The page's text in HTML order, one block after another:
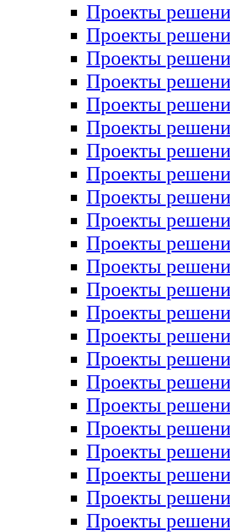
Проекты
Проекты
Проекты
Проекты
Проекты
Проекты
Проекты
Проекты
Проекты
Проекты
Проекты
Проекты
Проекты
Проекты
Проекты
Проекты
Проекты
Проекты
Проекты
Проекты
Проекты
Проекты
Проекты